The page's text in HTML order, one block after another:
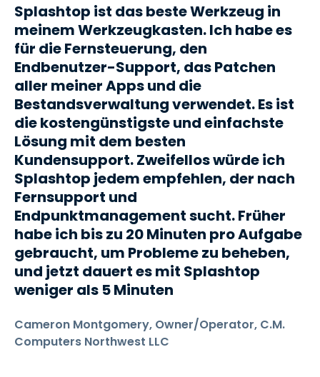
Splashtop ist das beste Werkzeug in
meinem Werkzeugkasten. Ich habe es
für die Fernsteuerung, den
Endbenutzer-Support, das Patchen
aller meiner Apps und die
Bestandsverwaltung verwendet. Es ist
die kostengünstigste und einfachste
Lösung mit dem besten
Kundensupport. Zweifellos würde ich
Splashtop jedem empfehlen, der nach
Fernsupport und
Endpunktmanagement sucht. Früher
habe ich bis zu 20 Minuten pro Aufgabe
gebraucht, um Probleme zu beheben,
und jetzt dauert es mit Splashtop
weniger als 5 Minuten
Cameron Montgomery, Owner/Operator, C.M.
Computers Northwest LLC